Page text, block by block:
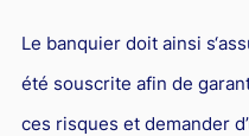
Le banquier doit ainsi
été souscrite afin de
ces risques et demander